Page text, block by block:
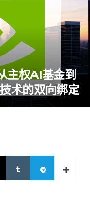
主权AI基金到
术的双向绑定